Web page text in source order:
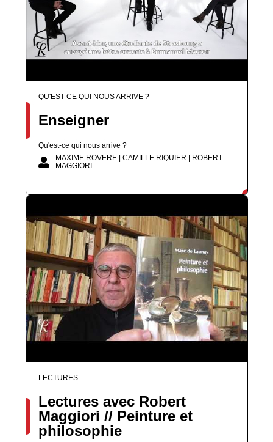
QU'EST-CE QUI NOUS ARRIVE ?
Enseigner
Qu'est-ce qui nous arrive ?
MAXIME ROVERE | CAMILLE RIQUIER | ROBERT
MAGGIORI
LECTURES
Lectures avec Robert
Maggiori // Peinture et
philosophie